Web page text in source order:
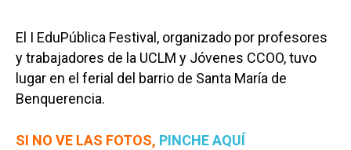
El I EduPública Festival, organizado por profesores
y trabajadores de la UCLM y Jóvenes CCOO, tuvo
lugar en el ferial del barrio de Santa María de
Benquerencia.
SI NO VE LAS FOTOS, PINCHE AQUÍ